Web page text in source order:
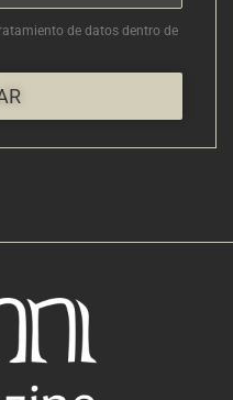
de datos dentro de